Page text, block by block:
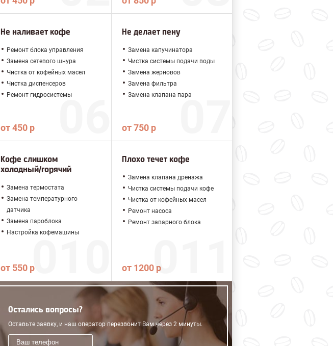
Не наливает кофе
Ремонт блока управления
Замена сетевого шнура
Чистка от кофейных масел
Чистка диспенсеров
Ремонт гидросистемы
от 450 р
Не делает пену
Замена капучинатора
Чистка системы подачи воды
Замена жерновов
Замена фильтра
Замена клапана пара
от 750 р
Кофе слишком
холодный/горячий
Замена термостата
Замена температурного
датчика
Замена пароблока
Настройка кофемашины
от 550 р
Плохо течет кофе
Замена клапана дренажа
Чистка системы подачи кофе
Чистка от кофейных масел
Ремонт насоса
Ремонт заварного блока
от 1200 р
Остались вопросы?
Оставьте заявку, и наш оператор перезвонит Вам через 2 минуты.